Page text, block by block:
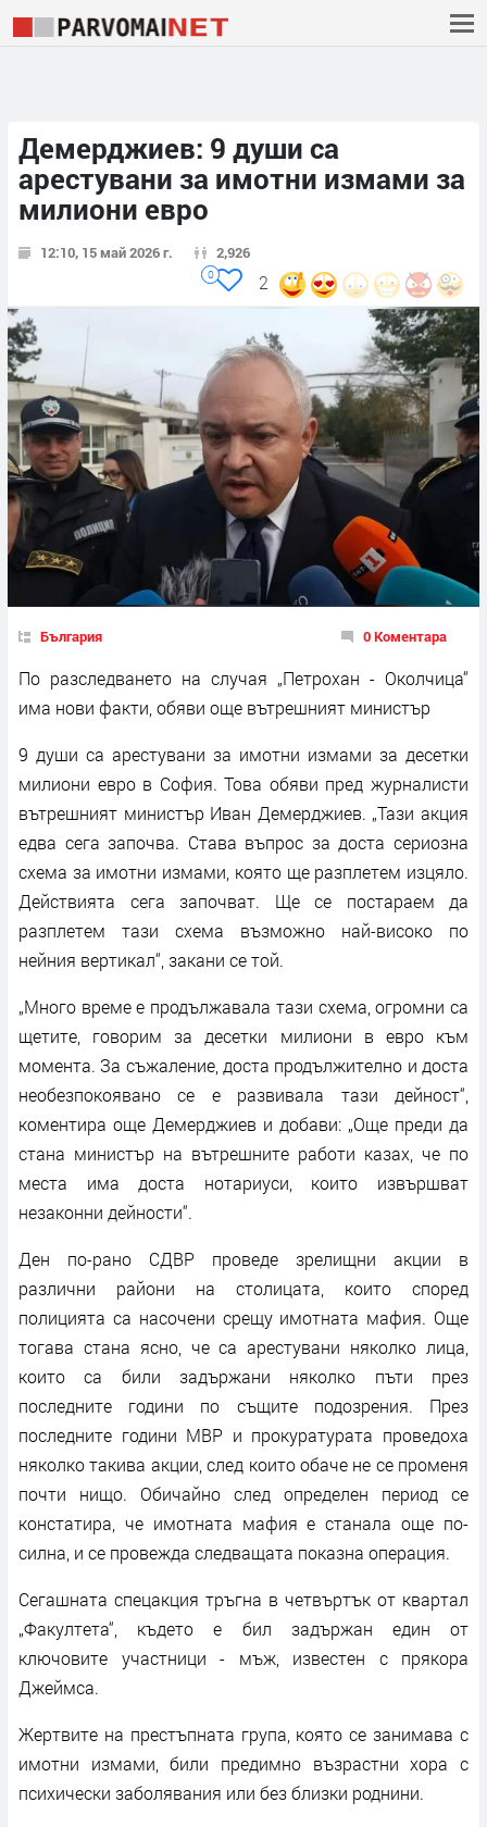
Демерджиев: 9 души са
арестувани за имотни измами за
милиони евро
12:10, 15 май 2026 г. 2,926
2
0
България 0 Коментара
По разследването на случая „Петрохан - Околчица“
има нови факти, обяви още вътрешният министър
9 души са арестувани за имотни измами за десетки
милиони евро в София. Това обяви пред журналисти
вътрешният министър Иван Демерджиев. „Тази акция
едва сега започва. Става въпрос за доста сериозна
схема за имотни измами, която ще разплетем изцяло.
Действията сега започват. Ще се постараем да
разплетем тази схема възможно най-високо по
нейния вертикал“, закани се той.
„Много време е продължавала тази схема, огромни са
щетите, говорим за десетки милиони в евро към
момента. За съжаление, доста продължително и доста
необезпокоявано се е развивала тази дейност“,
коментира още Демерджиев и добави: „Още преди да
стана министър на вътрешните работи казах, че по
места има доста нотариуси, които извършват
незаконни дейности“.
Ден по-рано СДВР проведе зрелищни акции в
различни райони на столицата, които според
полицията са насочени срещу имотната мафия. Още
тогава стана ясно, че са арестувани няколко лица,
които са били задържани няколко пъти през
последните години по същите подозрения. През
последните години МВР и прокуратурата проведоха
няколко такива акции, след които обаче не се променя
почти нищо. Обичайно след определен период се
констатира, че имотната мафия е станала още по-
силна, и се провежда следващата показна операция.
Сегашната спецакция тръгна в четвъртък от квартал
„Факултета“, където е бил задържан един от
ключовите участници - мъж, известен с прякора
Джеймса.
Жертвите на престъпната група, която се занимава с
имотни измами, били предимно възрастни хора с
психически заболявания или без близки роднини.